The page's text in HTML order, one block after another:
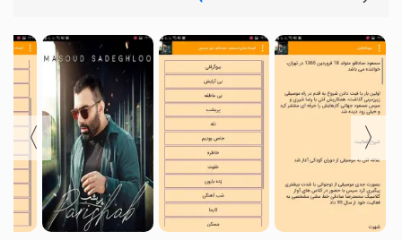
〈
〉